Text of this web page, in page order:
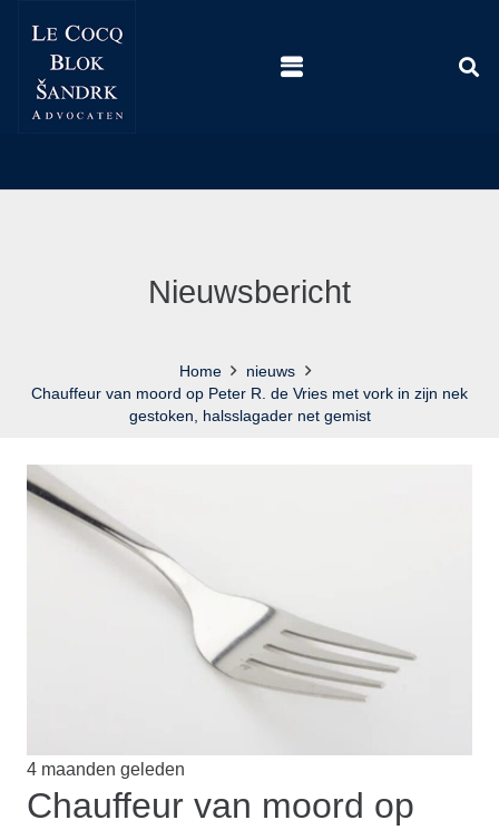
Nieuwsbericht
Home
nieuws
Chauffeur van moord op Peter R. de Vries met vork in zijn nek
gestoken, halsslagader net gemist
4 maanden geleden
Chauffeur van moord op